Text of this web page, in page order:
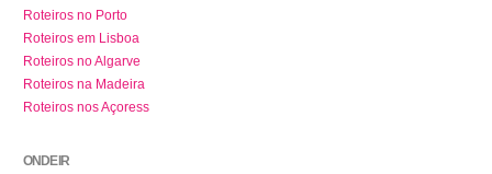
Roteiros no Porto
Roteiros em Lisboa
Roteiros no Algarve
Roteiros na Madeira
Roteiros nos Açoress
ONDE IR